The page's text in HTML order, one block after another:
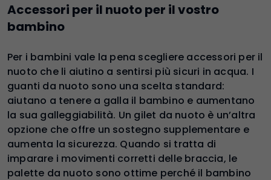
Accessori per il nuoto per il vostro
bambino
Per i bambini vale la pena scegliere accessori per il
nuoto che li aiutino a sentirsi più sicuri in acqua. I
guanti da nuoto sono una scelta standard:
aiutano a tenere a galla il bambino e aumentano
la sua galleggiabilità. Un gilet da nuoto è un’altra
opzione che offre un sostegno supplementare e
aumenta la sicurezza. Quando si tratta di
imparare i movimenti corretti delle braccia, le
palette da nuoto sono ottime perché il bambino